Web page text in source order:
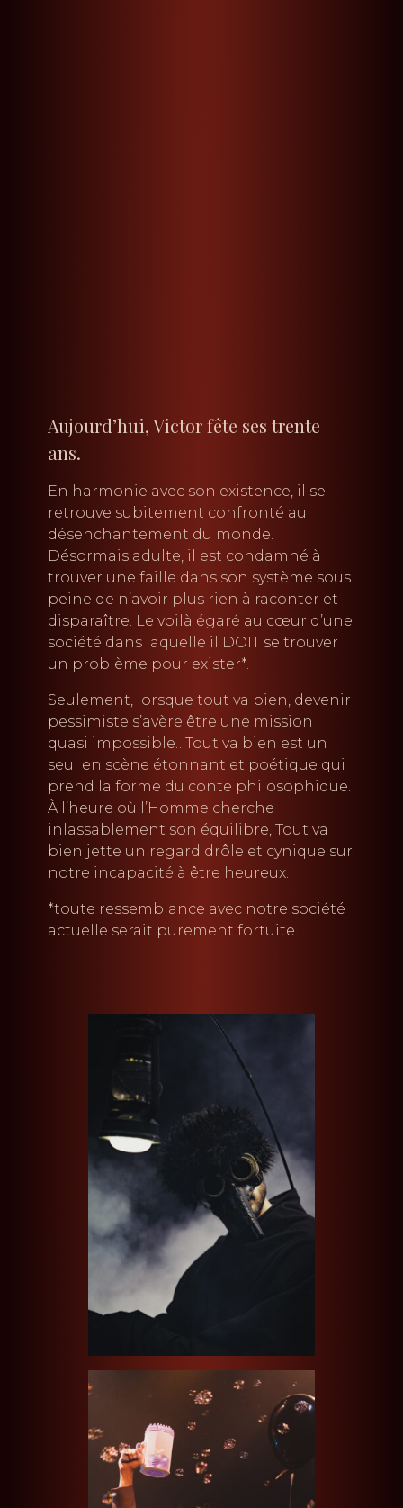
Aujourd’hui, Victor fête ses trente
ans.
En harmonie avec son existence, il se
retrouve subitement confronté au
désenchantement du monde.
Désormais adulte, il est condamné à
trouver une faille dans son système sous
peine de n’avoir plus rien à raconter et
disparaître. Le voilà égaré au cœur d’une
société dans laquelle il DOIT se trouver
un problème pour exister*.
Seulement, lorsque tout va bien, devenir
pessimiste s’avère être une mission
quasi impossible…Tout va bien est un
seul en scène étonnant et poétique qui
prend la forme du conte philosophique.
À l’heure où l’Homme cherche
inlassablement son équilibre, Tout va
bien jette un regard drôle et cynique sur
notre incapacité à être heureux.
*toute ressemblance avec notre société
actuelle serait purement fortuite…